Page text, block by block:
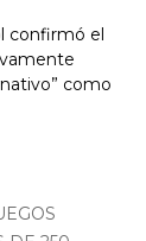
confirmó el
como